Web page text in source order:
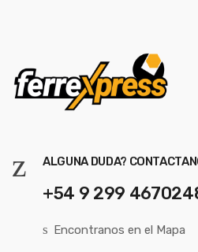
ALGUNA DUDA?
+54 9 299
Encontranos en el Mapa